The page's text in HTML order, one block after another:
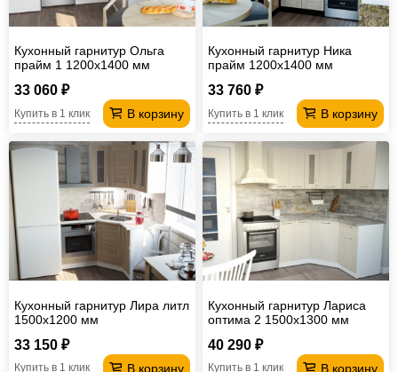
Кухонный гарнитур Ольга
прайм 1 1200х1400 мм
33 060 ₽
В корзину
Купить в 1 клик
Кухонный гарнитур Ника
прайм 1200х1400 мм
33 760 ₽
В корзину
Купить в 1 клик
Кухонный гарнитур Лира литл
1500х1200 мм
33 150 ₽
В корзину
Купить в 1 клик
Кухонный гарнитур Лариса
оптима 2 1500х1300 мм
40 290 ₽
В корзину
Купить в 1 клик